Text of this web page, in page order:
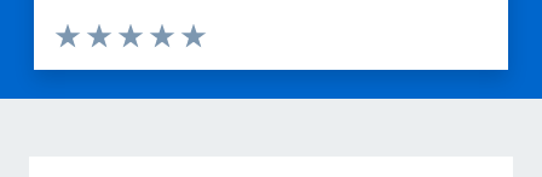
Valuta 5 stelle su 5
Valuta 4 stelle su 5
Valuta 3 stelle su 5
Valuta 2 stelle su 5
Valuta 1 stelle su 5